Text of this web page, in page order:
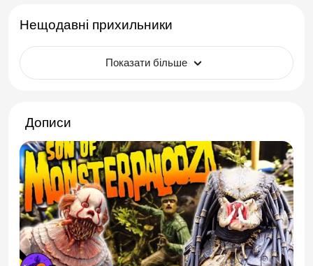
Нещодавні прихильники
Показати більше
Дописи